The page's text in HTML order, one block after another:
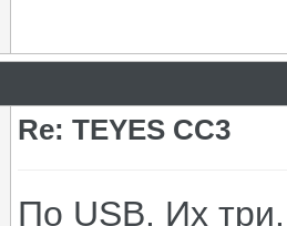
Re: TEYES CC3
По USB. Их